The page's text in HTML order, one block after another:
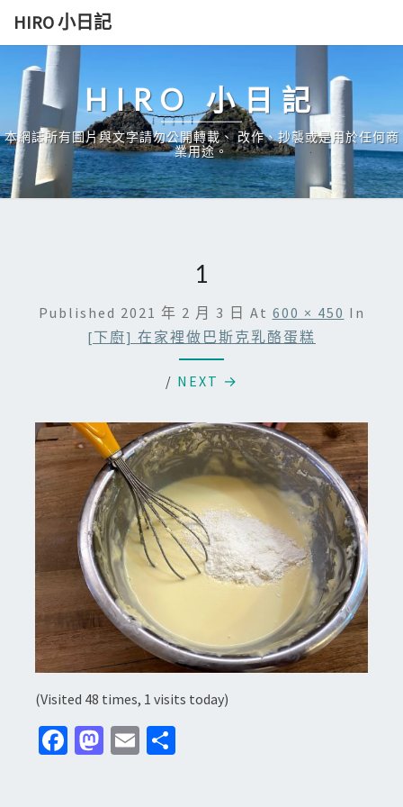
Skip
content
HIRO 小日記
HIRO 小日記
本網誌所有圖片與文字請勿公開轉載、 改作、抄襲或是用於任何商
業用途。
1
Published 2021 年 2 月 3 日 At 600 × 450 In
[下廚] 在家裡做巴斯克乳酪蛋糕
/ NEXT →
(Visited 48 times, 1 visits today)
Fa M E